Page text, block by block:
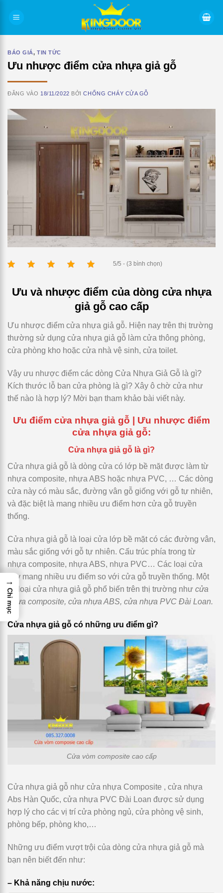
BÁO GIÁ,TIN TỨC
Ưu nhược điểm cửa nhựa giả gỗ
ĐĂNG VÀO 18/11/2022 BỞICHỐNG CHÁY CỬA GỖ
5/5 - (3 bình chọn)
Ưu và nhược điểm của dòng cửa nhựa
giả gỗ cao cấp
Ưu nhược điểm cửa nhựa giả gỗ. Hiện nay trên thị trường
thường sử dụng cửa nhựa giả gỗ làm cửa thông phòng,
cửa phòng kho hoặc cửa nhà vệ sinh, cửa toilet.
Vậy ưu nhược điểm các dòng Cửa Nhựa Giả Gỗ là gì?
Kích thước lỗ ban cửa phòng là gì? Xây ô chờ cửa như
thế nào là hợp lý? Mời bạn tham khảo bài viết này.
Ưu điểm cửa nhựa giả gỗ | Ưu nhược điểm
cửa nhựa giả gỗ:
Cửa nhựa giả gỗ là gì?
Cửa nhựa giả gỗ là dòng cửa có lớp bề mặt được làm từ
nhựa composite, nhựa ABS hoặc nhựa PVC, … Các dòng
cửa này có màu sắc, đường vân gỗ giống với gỗ tự nhiên,
và đặc biệt là mang nhiều ưu điểm hơn cửa gỗ truyền
thống.
Cửa nhựa giả gỗ là loại cửa lớp bề mặt có các đường vân,
màu sắc giống với gỗ tự nhiên. Cấu trúc phía trong từ
nhựa composite, nhựa ABS, nhựa PVC… Các loại cửa
này mang nhiều ưu điểm so với cửa gỗ truyền thống. Một
số loại cửa nhựa giả gỗ phổ biến trên thị trường như cửa
nhựa composite, cửa nhựa ABS, cửa nhựa PVC Đài Loan.
Cửa nhựa giả gỗ có những ưu điểm gì?
Cửa vòm composite cao cấp
Cửa nhựa giả gỗ như cửa nhựa Composite , cửa nhựa
Abs Hàn Quốc, cửa nhựa PVC Đài Loan được sử dụng
hợp lý cho các vị trí cửa phòng ngủ, cửa phòng vệ sinh,
phòng bếp, phòng kho,…
Những ưu điểm vượt trội của dòng cửa nhựa giả gỗ mà
bạn nên biết đến như:
– Khả năng chịu nước:
→
Chỉ mục